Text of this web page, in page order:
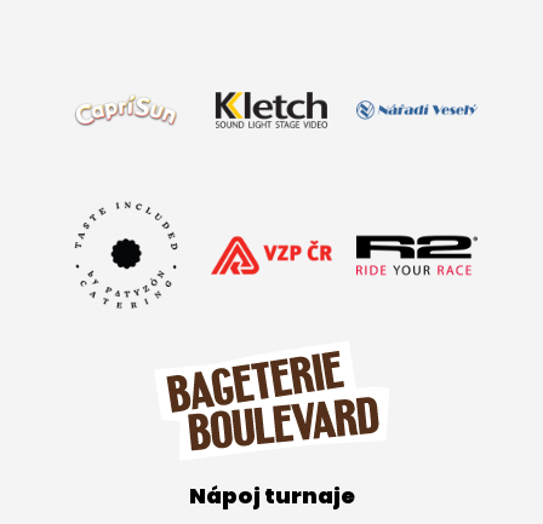
Nápoj turnaje